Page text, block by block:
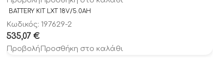
BATTERY KIT LXT 18V/5.0AH
Κωδικός: 197629-2
535,07 €
ΠροβολήΠροσθήκη στο καλάθι